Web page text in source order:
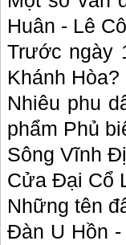
Huân - Lê
Trước ngày
Khánh
Nhiêu phu
phẩm Phủ
Sông Vĩnh
Cửa Đại Cổ
Những tên
Đàn U Hồn